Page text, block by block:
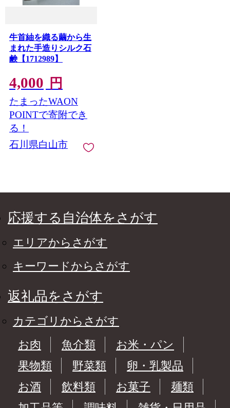
牛首紬を織る繭から生
まれた手造りシルク石
鹸【1712989】
4,000 円
たまったWAON
POINTで寄附でき
る！
石川県白山市
応援する自治体をさがす
エリアからさがす
キーワードからさがす
返礼品をさがす
カテゴリからさがす
お肉
魚介類
お米・パン
果物類
野菜類
卵・乳製品
お酒
飲料類 お菓子
麺類